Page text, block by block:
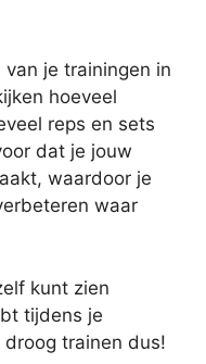
je trainingen in
hoeveel
reps en sets
dat je jouw
waardoor je
waar
kunt zien
tijdens je
trainen dus!